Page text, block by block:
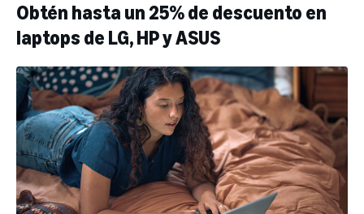
Obtén hasta un 25% de descuento en
laptops de LG, HP y ASUS